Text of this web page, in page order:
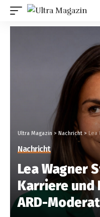
Ultra Magazin > Nachricht >Lea
Nachricht
Lea Wagner
Karriere und
ARD-